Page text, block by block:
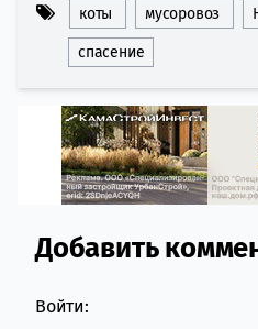
коты мусоровоз
спасение
Comment
Добавить
Войти: